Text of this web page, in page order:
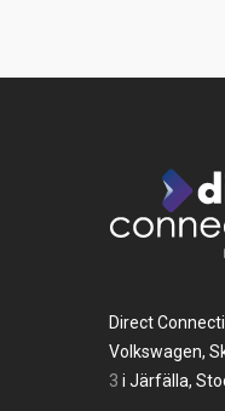
Direct
Volkswagen,
3 i Järfälla,